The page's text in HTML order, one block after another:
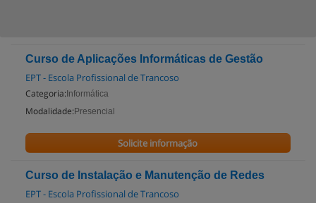
Curso de Aplicações Informáticas de Gestão
EPT - Escola Profissional de Trancoso
Categoria: Informática
Modalidade: Presencial
Solicite informação
Curso de Instalação e Manutenção de Redes
EPT - Escola Profissional de Trancoso